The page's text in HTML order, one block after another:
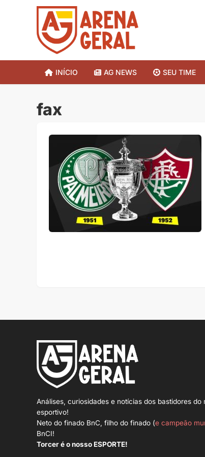
INÍCIO AG NEWS SEU TIME
fax
Análises, curiosidades e notícias dos bastidores do
esportivo!
Neto do finado BnC, filho do finado (e campeão
BnCI!
Torcer é o nosso ESPORTE!